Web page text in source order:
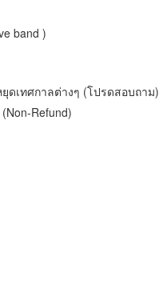
band )
ดเทศกาลต่างๆ (โปรดสอบถาม)
Refund)